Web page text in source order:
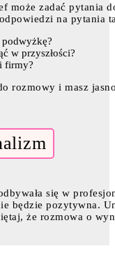
może zadać pytania
na pytania
w przyszłości?
firmy?
rozmowy i masz
się w
będzie pozytywna.
że rozmowa o